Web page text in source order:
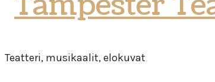
Teatro
Teatteri, musikaalit, elokuvat